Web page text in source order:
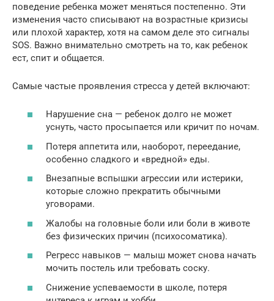
поведение ребенка может меняться постепенно. Эти
изменения часто списывают на возрастные кризисы
или плохой характер, хотя на самом деле это сигналы
SOS. Важно внимательно смотреть на то, как ребенок
ест, спит и общается.
Самые частые проявления стресса у детей включают:
Нарушение сна — ребенок долго не может
уснуть, часто просыпается или кричит по ночам.
Потеря аппетита или, наоборот, переедание,
особенно сладкого и «вредной» еды.
Внезапные вспышки агрессии или истерики,
которые сложно прекратить обычными
уговорами.
Жалобы на головные боли или боли в животе
без физических причин (психосоматика).
Регресс навыков — малыш может снова начать
мочить постель или требовать соску.
Снижение успеваемости в школе, потеря